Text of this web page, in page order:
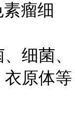
瘤细
细菌、
原体等